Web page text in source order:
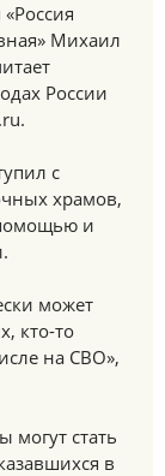
Михаил
России
с
храмов,
и
может
кто-то
на СВО»,
могут стать
в